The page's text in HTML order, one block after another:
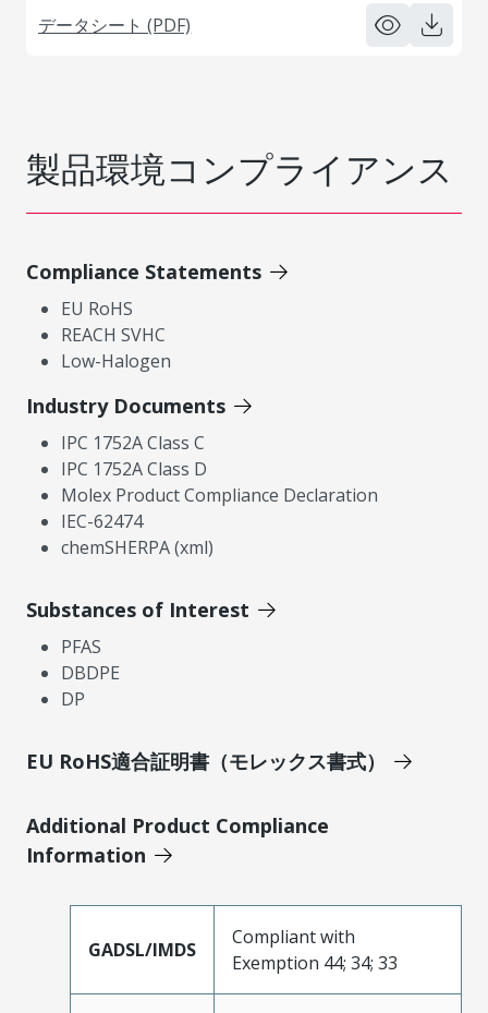
データシート (PDF)
製品環境コンプライアンス
Compliance Statements
EU RoHS
REACH SVHC
Low-Halogen
Industry Documents
IPC 1752A Class C
IPC 1752A Class D
Molex Product Compliance Declaration
IEC-62474
chemSHERPA (xml)
Substances of Interest
PFAS
DBDPE
DP
EU RoHS適合証明書（モレックス書式）
Additional Product Compliance
Information
GADSL/IMDS
Compliant with
Exemption 44; 34; 33